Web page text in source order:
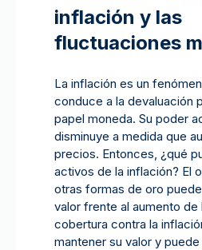
inflación y las
fluctuaciones
La inflación es un
conduce a la devaluación
papel moneda. Su poder
disminuye a medida que
precios. Entonces, ¿qué
activos de la inflación? El
otras formas de oro
valor frente al aumento de
cobertura contra la
mantener su valor y